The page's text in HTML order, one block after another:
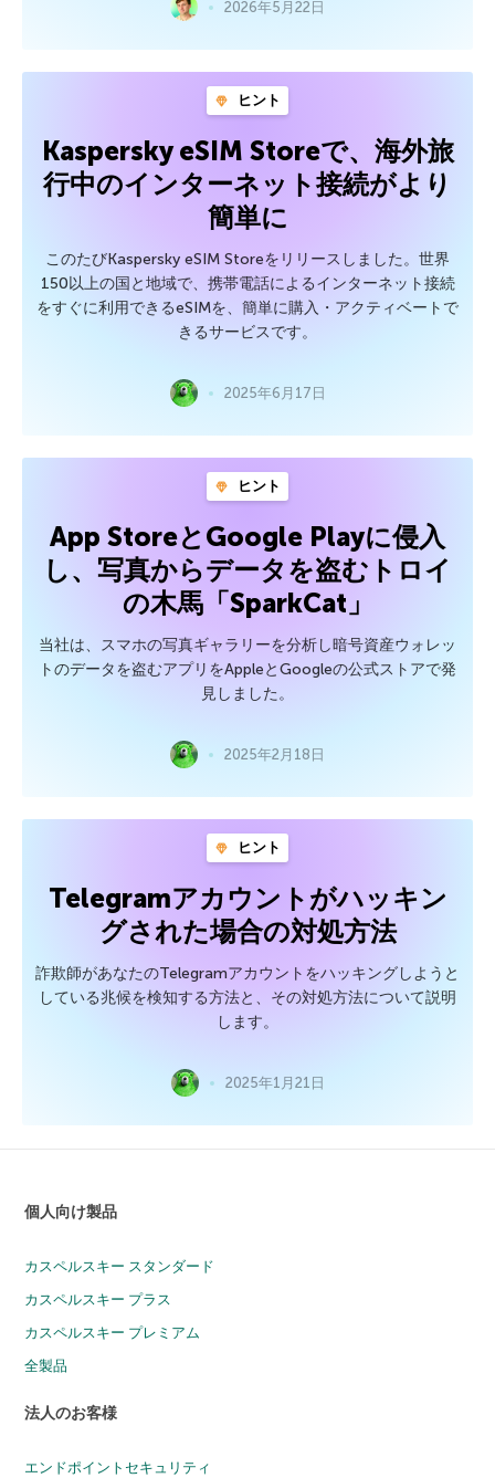
2026年5月22日
ヒント
Kaspersky eSIM Storeで、海外旅
行中のインターネット接続がより
簡単に
このたびKaspersky eSIM Storeをリリースしました。世界
150以上の国と地域で、携帯電話によるインターネット接続
をすぐに利用できるeSIMを、簡単に購入・アクティベートで
きるサービスです。
2025年6月17日
ヒント
App StoreとGoogle Playに侵入
し、写真からデータを盗むトロイ
の木馬「SparkCat」
当社は、スマホの写真ギャラリーを分析し暗号資産ウォレッ
トのデータを盗むアプリをAppleとGoogleの公式ストアで発
見しました。
2025年2月18日
ヒント
Telegramアカウントがハッキン
グされた場合の対処方法
詐欺師があなたのTelegramアカウントをハッキングしようと
している兆候を検知する方法と、その対処方法について説明
します。
2025年1月21日
個人向け製品
カスペルスキー スタンダード
カスペルスキー プラス
カスペルスキー プレミアム
全製品
法人のお客様
エンドポイントセキュリティ